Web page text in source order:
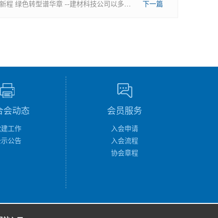
下一篇
会动态
工作
公告
会员服务
入会申请
入会流程
协会章程